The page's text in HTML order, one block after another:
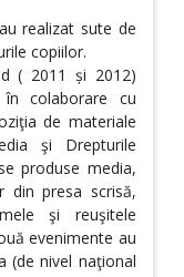
realizat sute de
copiilor.
( 2011 și 2012)
în colaborare cu
de materiale
şi Drepturile
produse media,
din presa scrisă,
şi reuşitele
evenimente au
(de nivel naţional